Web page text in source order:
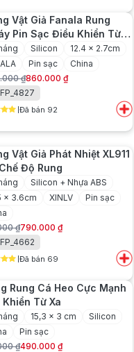
₫.
₫.
Vật Giả Fanala Rung
Pin Sạc Điều Khiển Từ
Silicon
12.4 x 2.7cm
Pin sạc
China
₫
₫.
860.000 ₫
₫.
Đã bán 92
Vật Giả Phát Nhiệt XL911
Độ Rung
Silicon + Nhựa ABS
x 3.6cm
XINLV
Pin sạc
₫
₫.
790.000 ₫
₫.
Đã bán 69
Rung Cá Heo Cực Mạnh
Từ Xa
15,3 x 3 cm
Silicon
Pin sạc
₫490.000 ₫